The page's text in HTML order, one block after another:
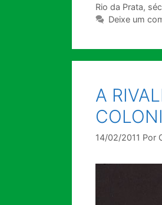
Rio da Prata,
Deixe um
A
14/02/2011 Por